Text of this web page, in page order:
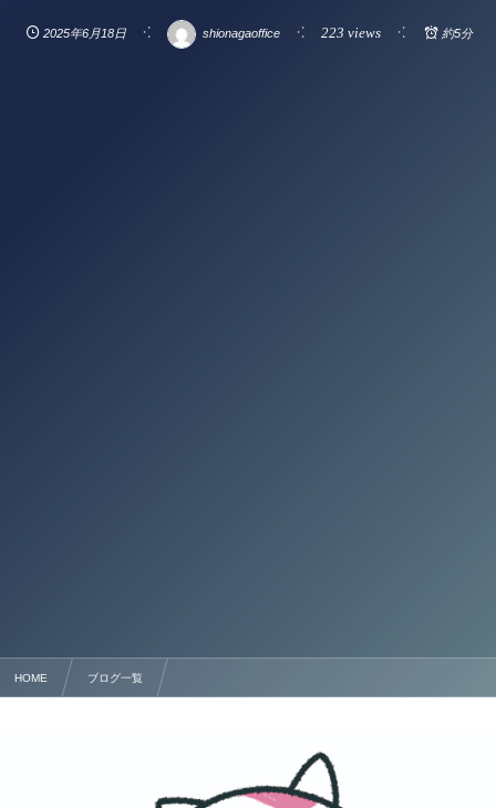
2025年6月18日 shionagaoffice 223 views 約5分
HOME ブログ一覧